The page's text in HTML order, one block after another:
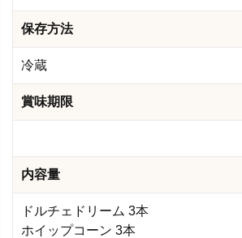
保存方法
冷蔵
賞味期限
内容量
ドルチェドリーム 3本
ホイップコーン 3本